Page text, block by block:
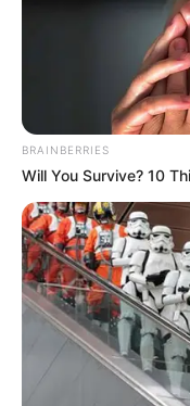
Why this ordinary
your best every day
CTA FAVORITE
BRAINBERRIES
Will You Survive? 10